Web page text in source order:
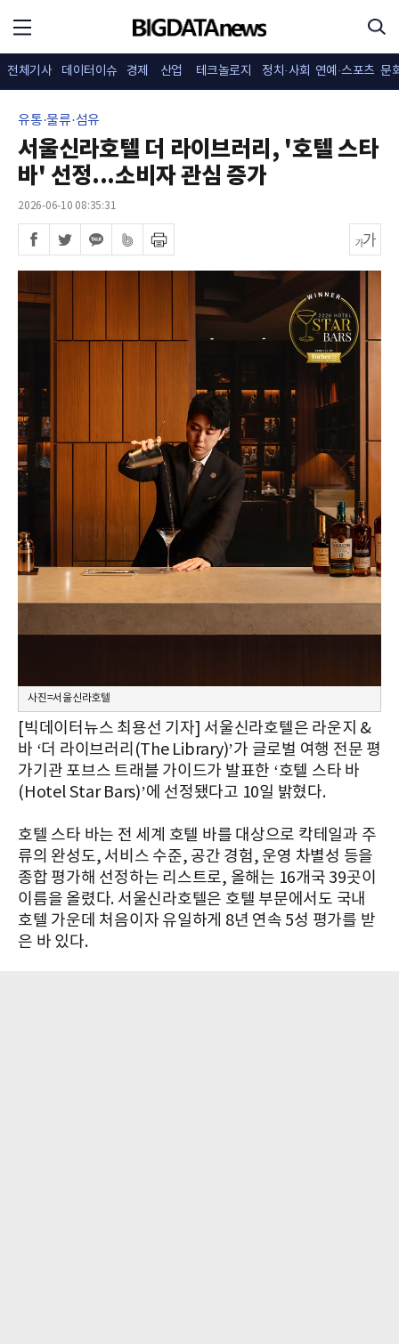
전체기사 데이터이슈 경제 산업 테크놀로지 정치·사회 연예·스포츠 문
유통·물류·섬유
서울신라호텔 더 라이브러리, '호텔 스타
바' 선정...소비자 관심 증가
2026-06-10 08:35:31
사진=서울신라호텔
[빅데이터뉴스 최용선 기자] 서울신라호텔은 라운지 &
바 ‘더 라이브러리(The Library)’가 글로벌 여행 전문 평
가기관 포브스 트래블 가이드가 발표한 ‘호텔 스타 바
(Hotel Star Bars)’에 선정됐다고 10일 밝혔다.
호텔 스타 바는 전 세계 호텔 바를 대상으로 칵테일과 주
류의 완성도, 서비스 수준, 공간 경험, 운영 차별성 등을
종합 평가해 선정하는 리스트로, 올해는 16개국 39곳이
이름을 올렸다. 서울신라호텔은 호텔 부문에서도 국내
호텔 가운데 처음이자 유일하게 8년 연속 5성 평가를 받
은 바 있다.